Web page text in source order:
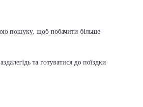
пошуку, щоб побачити більше
та готуватися до поїздки